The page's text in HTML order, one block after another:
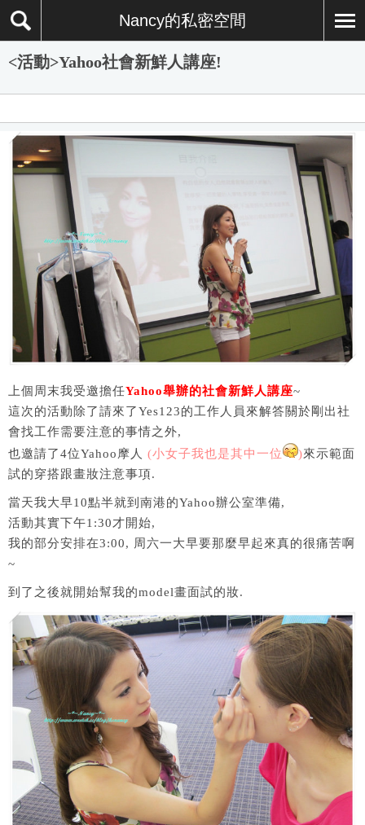
Nancy的私密空間
<活動>Yahoo社會新鮮人講座!
上個周末我受邀擔任Yahoo舉辦的社會新鮮人講座~
這次的活動除了請來了Yes123的工作人員來解答關於剛出社
會找工作需要注意的事情之外,
也邀請了4位Yahoo摩人 (小女子我也是其中一位 )來示範面
試的穿搭跟畫妝注意事項.
當天我大早10點半就到南港的Yahoo辦公室準備,
活動其實下午1:30才開始,
我的部分安排在3:00, 周六一大早要那麼早起來真的很痛苦啊
~
到了之後就開始幫我的model畫面試的妝.